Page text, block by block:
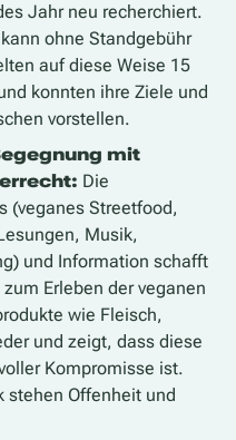
Jahr neu recherchiert.
ohne Standgebühr
auf diese Weise 15
konnten ihre Ziele und
vorstellen.
mit
Die
(veganes Streetfood,
Musik,
und Information schafft
Erleben der veganen
wie Fleisch,
und zeigt, dass diese
Kompromisse ist.
stehen Offenheit und